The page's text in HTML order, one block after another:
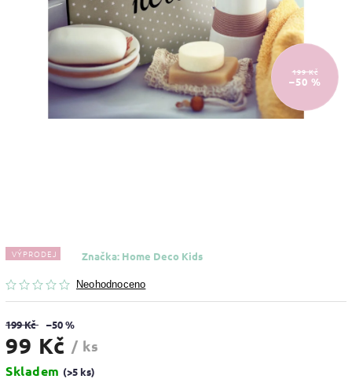
199 Kč
–50 %
VÝPRODEJ
Neohodnoceno
Značka: Home Deco Kids
199 Kč –50 %
99 Kč / ks
Skladem (>5 ks)